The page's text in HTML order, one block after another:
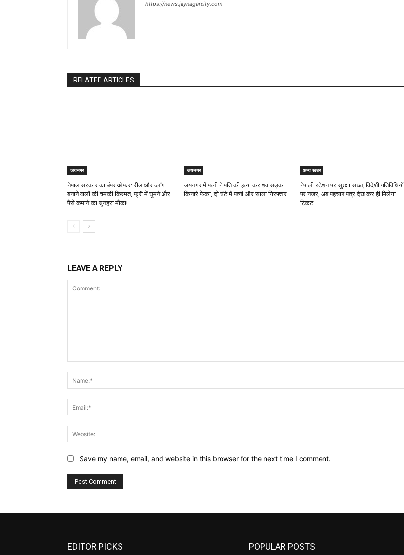
https://news.jaynagarcity.com
RELATED ARTICLES
जयनगर
नेपाल सरकार का बंपर ऑफर: रील और व्लॉग
बनाने वालों की चमकी किस्मत, फ्री में घूमने और
पैसे कमाने का सुनहरा मौका!
जयनगर
जयनगर में पत्नी ने पति की हत्या कर शव सड़क
किनारे फेंका, दो घंटे में पत्नी और साला गिरफ्तार
अन्य खबर
नेपाली स्टेशन पर सुरक्षा सख्त, विदेशी गतिविधियों
पर नजर, अब पहचान पत्र देख कर ही मिलेगा
टिकट
LEAVE A REPLY
Save my name, email, and website in this browser for the next time I comment.
EDITOR PICKS POPULAR POSTS